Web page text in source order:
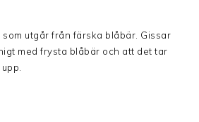
utgår från färska blåbär. Gissar
med frysta blåbär och att det tar